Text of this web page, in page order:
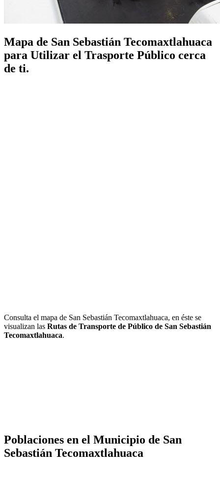
Mapa de San Sebastián Tecomaxtlahuaca
para Utilizar el Trasporte Público cerca
de ti.
Consulta el mapa de San Sebastián Tecomaxtlahuaca, en éste se
visualizan las Rutas de Transporte de Público de San Sebastián
Tecomaxtlahuaca.
Poblaciones en el Municipio de San
Sebastián Tecomaxtlahuaca